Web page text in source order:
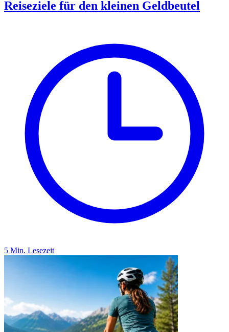
Reiseziele für den kleinen Geldbeutel
5 Min. Lesezeit